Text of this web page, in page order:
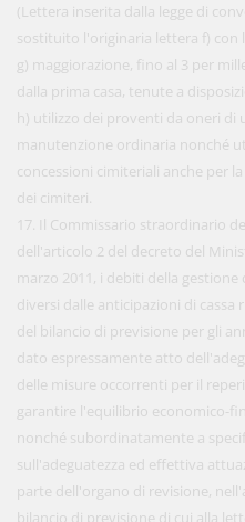
(Lettera inserita dalla legge di
sostituito l'originaria lettera f) con
g) maggiorazione, fino al 3 per
dalla prima casa, tenute a
h) utilizzo dei proventi da oneri di
manutenzione ordinaria nonché
concessioni cimiteriali anche per
dei cimiteri.
17. Il Commissario straordinario
dell'articolo 2 del decreto del
marzo 2011, i debiti della
diversi dalle anticipazioni di
del bilancio di previsione per gli
dato espressamente atto
delle misure occorrenti per il
garantire l'equilibrio economico-
nonché subordinatamente a
sull'adeguatezza ed effettiva
parte dell'organo di revisione,
bilancio di previsione di cui alla